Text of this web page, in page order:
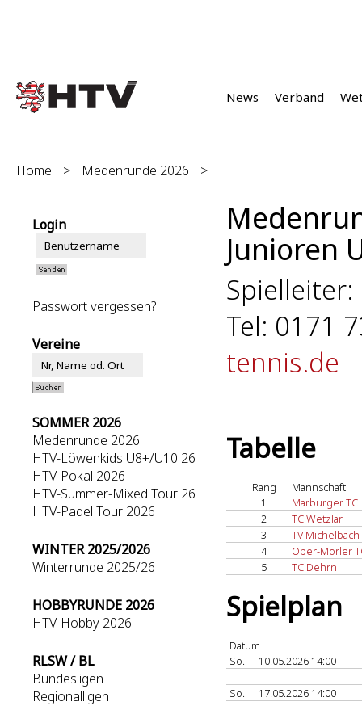
News Verband
Home > Medenrunde 2026 >
Login
Passwort vergessen?
Vereine
SOMMER 2026
Medenrunde 2026
HTV-Löwenkids U8+/U10 26
HTV-Pokal 2026
HTV-Summer-Mixed Tour 26
HTV-Padel Tour 2026
WINTER 2025/2026
Winterrunde 2025/26
HOBBYRUNDE 2026
HTV-Hobby 2026
RLSW / BL
Bundesligen
Regionalligen
Junioren
Spielleiter:
Tel: 0171
tennis.de
Tabelle
Rang
Mannschaft
1
Marburger TC
2
TC Wetzlar
3
TV Michelbach
4
Ober-Mörler
5
TC Dehrn
Spielplan
Datum
So.
10.05.2026 14:00
So. 17.05.2026 14:00